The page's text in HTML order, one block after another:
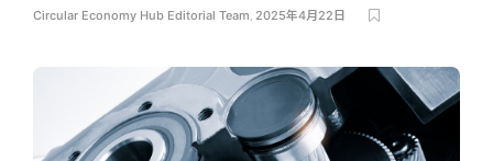
Circular Economy Hub Editorial Team, 2025年4月22日